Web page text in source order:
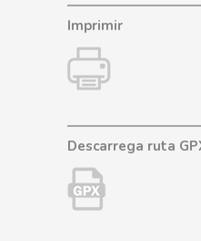
Imprimir
Descarrega ruta